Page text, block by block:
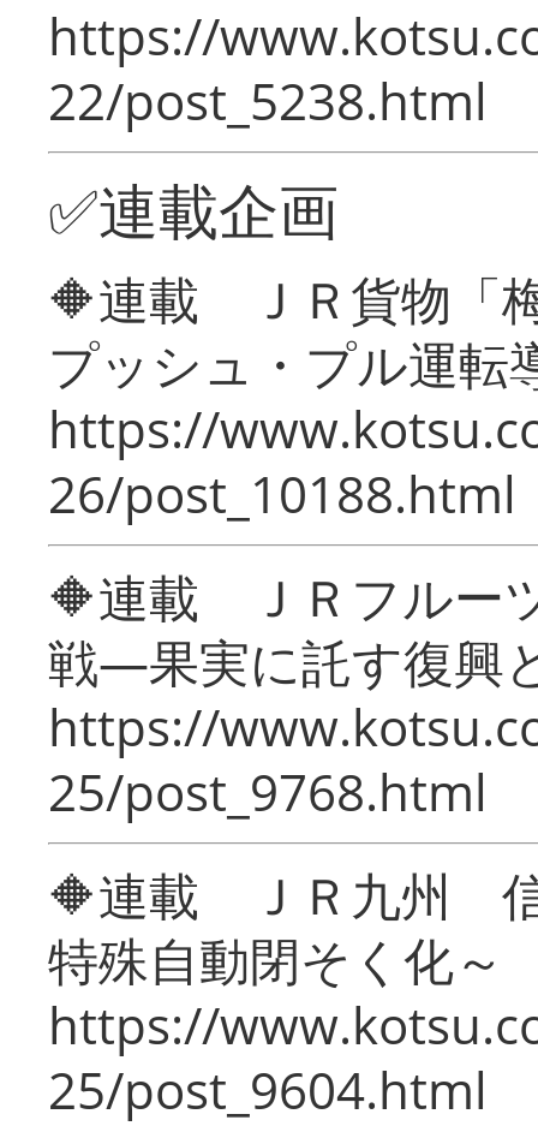
https://
22/post_5238.html
✅連載企画
🔶連載 ＪＲ貨物「
プッシュ・プル運転
https://
26/post_10188.html
🔶連載 ＪＲフルー
戦―果実に託す復興
https://
25/post_9768.html
🔶連載 ＪＲ九州 信
特殊自動閉そく化～
https://
25/post_9604.html